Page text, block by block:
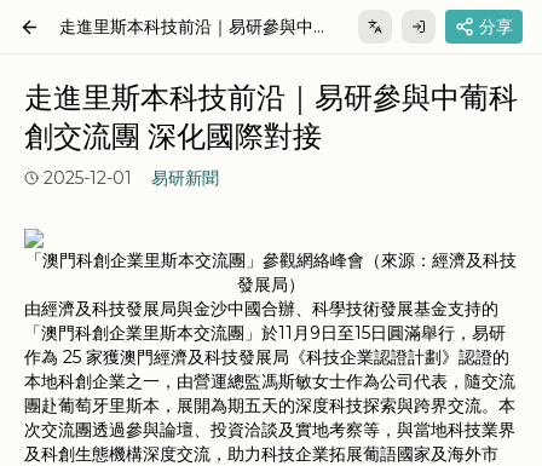
走進里斯本科技前沿｜易研參與中葡
分享
走進里斯本科技前沿｜易研參與中葡科
創交流團 深化國際對接
2025-12-01 易研新聞
「澳門科創企業里斯本交流團」參觀網絡峰會（來源：經濟及科技
發展局）
由經濟及科技發展局與金沙中國合辦、科學技術發展基金支持的
「澳門科創企業里斯本交流團」於11月9日至15日圓滿舉行，易研
作為 25 家獲澳門經濟及科技發展局《科技企業認證計劃》認證的
本地科創企業之一，由營運總監馮斯敏女士作為公司代表，隨交流
團赴葡萄牙里斯本，展開為期五天的深度科技探索與跨界交流。本
次交流團透過參與論壇、投資洽談及實地考察等，與當地科技業界
及科創生態機構深度交流，助力科技企業拓展葡語國家及海外市